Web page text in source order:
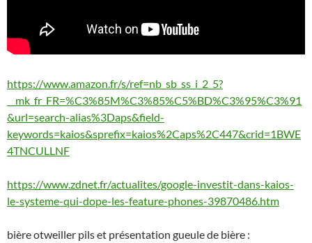
https://www.amazon.fr/s/ref=nb_sb_ss_i_2_5?
__mk_fr_FR=%C3%85M%C3%85%C5%BD%C3%95%C3%91
&url=search-alias%3Daps&field-
keywords=kaios&sprefix=kaios%2Caps%2C447&crid=1BWE
4TNCULLNF
https://www.zdnet.fr/actualites/google-investit-dans-kaios-
le-systeme-qui-dope-les-feature-phones-39870486.htm
bière otweiller pils et présentation gueule de bière :